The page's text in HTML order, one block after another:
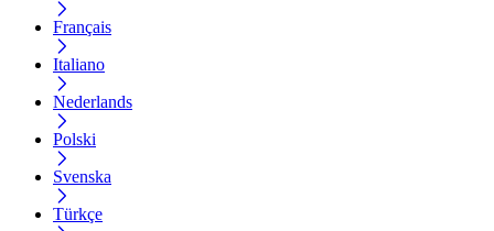
Français
Italiano
Nederlands
Polski
Svenska
Türkçe